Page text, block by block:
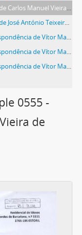
Manuel Vieira de Sousa Teixeira
António Teixeira [Sousa]
de Vítor Manuel Teixeira
de Vítor Manuel Teixeira
de Vítor Manuel Teixeira
0555 -
de